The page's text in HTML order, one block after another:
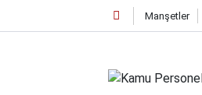
Manşetler